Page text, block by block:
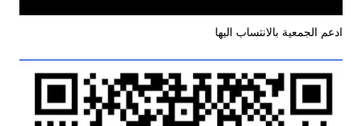
ادعم الجمعية بالانتساب اليها